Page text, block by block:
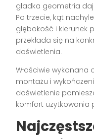
gładka geometria
Po trzecie, kąt
głębokość i kierunek
przekłada się na
doświetlenia.
Właściwie
montażu i
doświetlenie
komfort użytkowania